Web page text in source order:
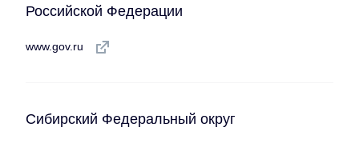
Российской Федерации
www.gov.ru
Сибирский Федеральный округ